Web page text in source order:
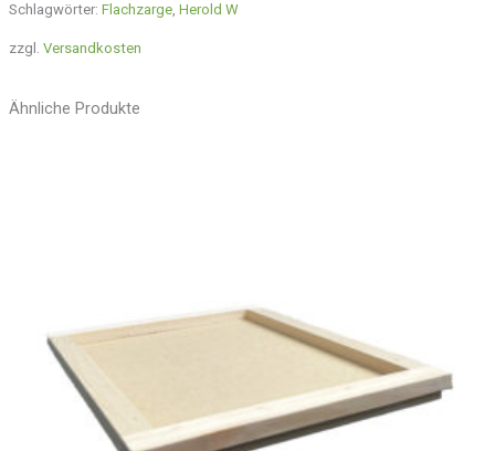
Schlagwörter: Flachzarge, Herold W
zzgl. Versandkosten
Ähnliche Produkte